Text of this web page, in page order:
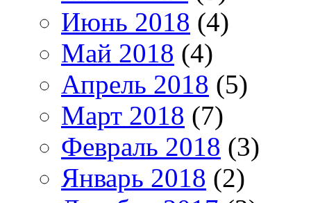
Июнь 2018 (4)
Май 2018 (4)
Апрель 2018 (5)
Март 2018 (7)
Февраль 2018 (3)
Январь 2018 (2)